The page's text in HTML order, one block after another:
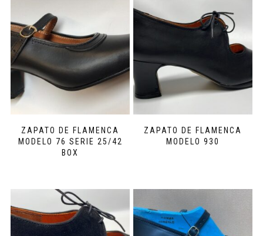
ZAPATO DE FLAMENCA
MODELO 76 SERIE 25/42
BOX
ZAPATO DE FLAMENCA
MODELO 930